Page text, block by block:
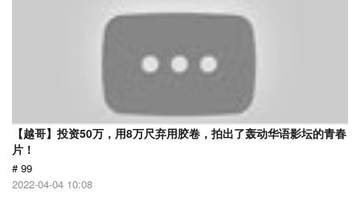
【越哥】投资50万，用8万尺弃用胶卷，拍出了轰动华语影坛的青春
片！
# 99
2022-04-04 10:08